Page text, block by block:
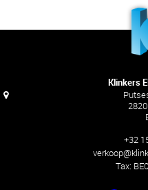
Klinkers
+32
Tax: